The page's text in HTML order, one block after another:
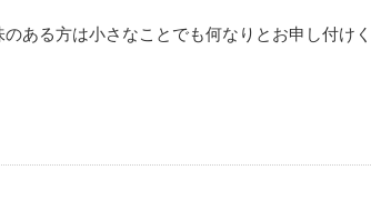
ある方は小さなことでも何なりとお申し付け